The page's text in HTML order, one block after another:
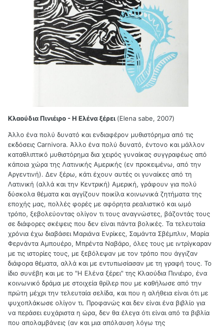
Κλαούδια Πινιέιρο - Η Ελένα ξέρει (Elena sabe, 2007)
Άλλο ένα πολύ δυνατό και ενδιαφέρον μυθιστόρημα από τις
εκδόσεις Carnivora. Άλλο ένα πολύ δυνατό, έντονο και μάλλον
καταθλιπτικό μυθιστόρημα δια χειρός γυναίκας συγγραφέως από
κάποια χώρα της Λατινικής Αμερικής (εν προκειμένω, από την
Αργεντινή). Δεν ξέρω, κάτι έχουν αυτές οι γυναίκες από τη
Λατινική (αλλά και την Κεντρική) Αμερική, γράφουν για πολύ
δύσκολα θέματα και αγγίζουν ποικίλα κοινωνικά ζητήματα της
εποχής μας, πολλές φορές με αφόρητα ρεαλιστικό και ωμό
τρόπο, ξεβολεύοντας ολίγον τι τους αναγνώστες, βάζοντάς τους
σε διάφορες σκέψεις που δεν είναι πάντα βολικές. Τα τελευταία
χρόνια έχω διαβάσει Μαριάνα Ενρίκες, Σαμάντα Σβέμπλιν, Μαρία
Φερνάντα Αμπουέρο, Μπρέντα Ναβάρο, όλες τους με ιντρίγκαραν
με τις ιστορίες τους, με ξεβόλεψαν με τον τρόπο που άγγιζαν
διάφορα θέματα, αλλά και με εντυπωσίασαν με τη γραφή τους. Το
ίδιο συνέβη και με το "Η Ελένα ξέρει" της Κλαούδια Πινιέιρο, ένα
κοινωνικό δράμα με στοιχεία θρίλερ που με καθήλωσε από την
πρώτη μέχρι την τελευταία σελίδα, και που η αλήθεια είναι ότι με
ψυχοπλάκωσε ολίγον τι. Προφανώς και δεν είναι ένα βιβλίο για
να περάσει ευχάριστα η ώρα, δεν θα έλεγα ότι είναι από τα βιβλία
που απολαμβάνεις (αν και μια απόλαυση λόγω της